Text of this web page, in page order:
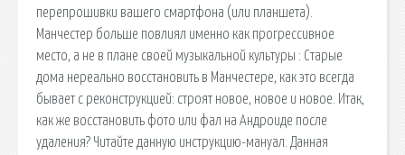
перепрошивки вашего смартфона (или планшета).
Манчестер больше повлиял именно как прогрессивное
место, а не в плане своей музыкальной культуры : Старые
дома нереально восстановить в Манчестере, как это всегда
бывает с реконструкцией: строят новое, новое и новое. Итак,
как же восстановить фото или фал на Андроиде после
удаления? Читайте данную инструкцию-мануал. Данная